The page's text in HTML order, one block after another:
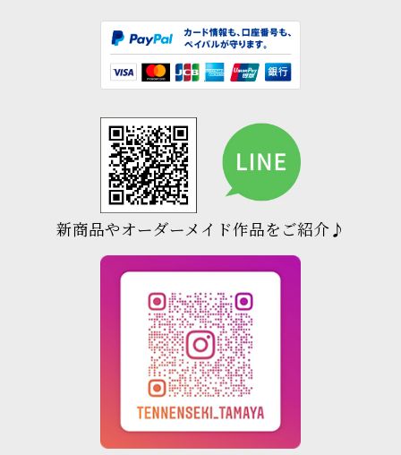
新商品やオーダーメイド作品をご紹介♪